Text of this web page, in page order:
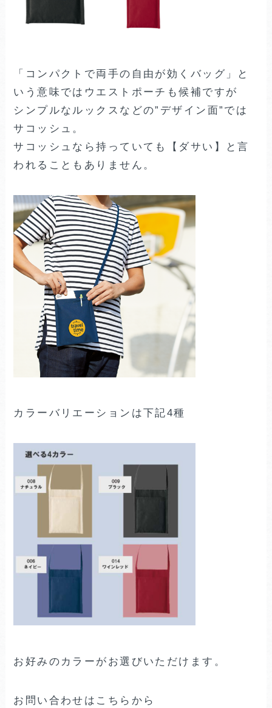
「コンパクトで両手の自由が効くバッグ」と
いう意味ではウエストポーチも候補ですが
シンプルなルックスなどの”デザイン面”では
サコッシュ。
サコッシュなら持っていても【ダサい】と言
われることもありません。
カラーバリエーションは下記4種
お好みのカラーがお選びいただけます。
お問い合わせはこちらから